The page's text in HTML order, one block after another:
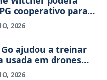
cooperativo para
2026
ajudou a treinar
usada em drones
investigação
2026